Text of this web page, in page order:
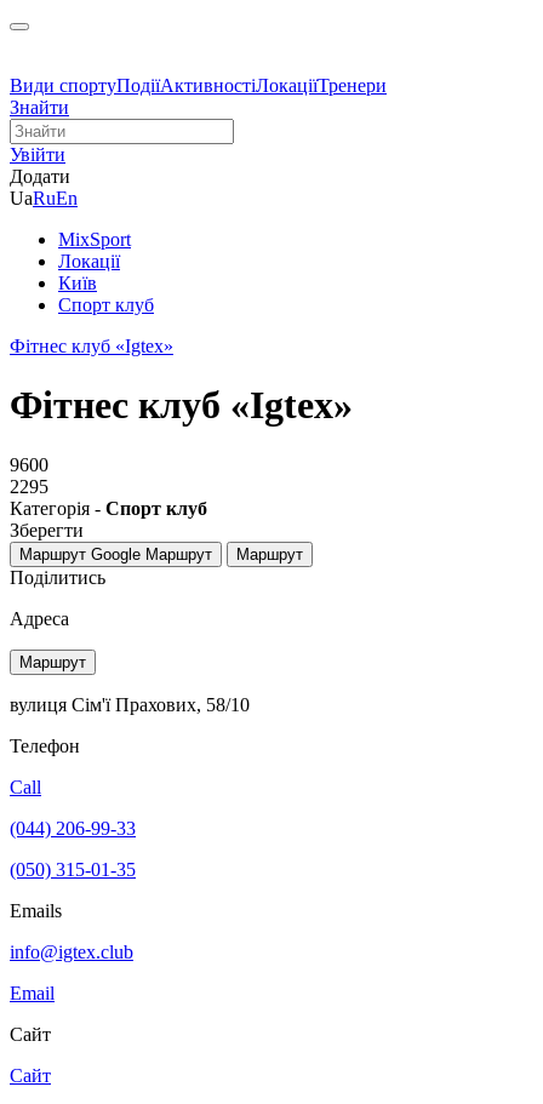
Види спортуПодіїАктивностіЛокаціїТренери
Знайти
Увійти
Додати
UaRuEn
MixSport
Локації
Київ
Спорт клуб
Фітнес клуб «Igtex»
Фітнес клуб «Igtex»
9600
2295
Категорія - Спорт клуб
Зберегти
Маршрут Google Маршрут Маршрут
Поділитись
Адреса
Маршрут
вулиця Сім'ї Прахових, 58/10
Телефон
Call
(044) 206-99-33
(050) 315-01-35
Emails
info@igtex.club
Email
Сайт
Сайт